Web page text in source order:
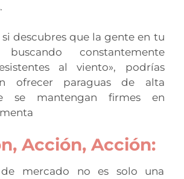
descubres que la gente en tu
constantemente
al viento», podrías
ofrecer paraguas de alta
se mantengan firmes en
Acción, Acción:
mercado no es solo una